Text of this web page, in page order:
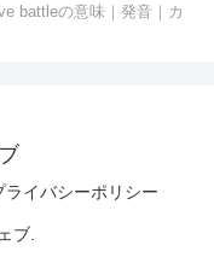
battleの意味｜発音｜カ
ライバシーポリシー
ブ.